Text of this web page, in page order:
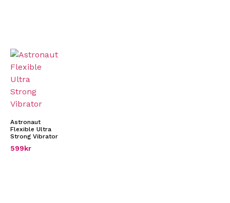
Astronaut
Flexible Ultra
Strong Vibrator
599kr